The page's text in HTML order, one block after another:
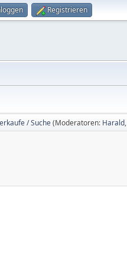
Registrieren
/ Suche(Moderatoren: Harald,